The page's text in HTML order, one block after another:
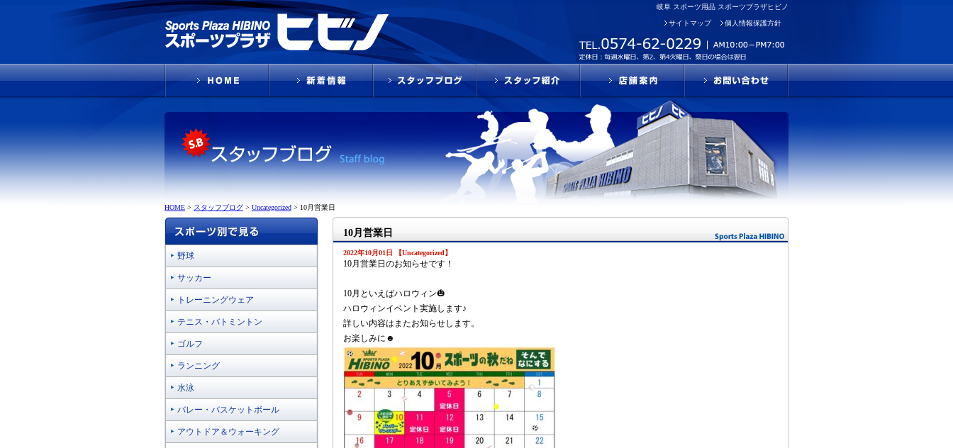
岐阜 スポーツ用品 スポーツプラザヒビノ
サイトマップ 個人情報保護方針
HOME > スタッフブログ > Uncategorized > 10月営業日
10月営業日
2022年10月01日 【Uncategorized】
10月営業日のお知らせです！
10月といえばハロウィン🎃
ハロウィンイベント実施します♪
詳しい内容はまたお知らせします。
お楽しみに☻
野球
サッカー
トレーニングウェア
テニス・バトミントン
ゴルフ
ランニング
水泳
バレー・バスケットボール
アウトドア＆ウォーキング